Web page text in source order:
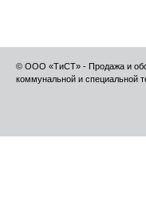
© ООО «ТиСТ» - Продажа и
коммунальной и специальной